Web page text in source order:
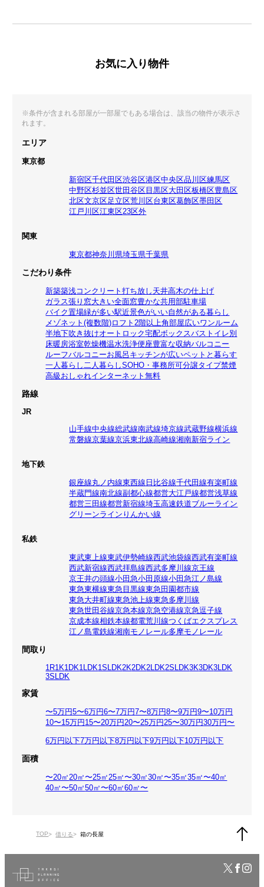
お気に入り物件
※条件が含まれる部屋が一部屋でもある場合は、該当の物件が表示さ
れます。
エリア
東京都
新宿区千代田区渋谷区港区中央区品川区練馬区
中野区杉並区世田谷区目黒区大田区板橋区豊島区
北区文京区足立区荒川区台東区葛飾区墨田区
江戸川区江東区23区外
関東
東京都神奈川県埼玉県千葉県
こだわり条件
新築築浅コンクリート打ち放し 天井高木の仕上げ
ガラス張り 窓大きい全面窓豊かな共用部駐車場
バイク置場緑が多い駅近景色がいい自然がある暮らし
メゾネット(複数階)ロフト2階以上角部屋広いワンルーム
半地下吹き抜けオートロック宅配ボックスバストイレ別
床暖房浴室乾燥機温水洗浄便座豊富な収納バルコニー
ルーフバルコニーお風呂 キッチンが広いペットと暮らす
一人暮らし二人暮らしSOHO・事務所可分譲タイプ禁煙
高級 おしゃれインターネット無料
路線
JR
山手線中央線総武線南武線埼京線武蔵野線横浜線
常磐線京葉線京浜東北線高崎線湘南新宿ライン
地下鉄
銀座線丸ノ内線東西線 日比谷線千代田線有楽町線
半蔵門線南北線副都心線都営大江戸線都営浅草線
都営三田線都営新宿線埼玉高速鉄道ブルーライン
グリーンライン りんかい線
私鉄
東武東上線東武伊勢崎線西武池袋線西武有楽町線
西武新宿線西武拝島線西武多摩川線京王線
京王井の頭線小田急小田原線小田急江ノ島線
東急東横線東急目黒線東急田園都市線
東急大井町線東急池上線東急多摩川線
東急世田谷線京急本線京急空港線京急逗子線
京成本線相鉄本線都電荒川線つくばエクスプレス
江ノ島電鉄線湘南モノレール多摩モノレール
間取り
1R1K1DK1LDK1SLDK2K2DK2LDK2SLDK3K3DK3LDK
3SLDK
家賃
〜5万円5〜6万円6〜7万円7〜8万円8〜9万円9〜10万円
10〜15万円 15〜20万円20〜25万円25〜30万円30万円〜
6万円以下7万円以下8万円以下9万円以下10万円以下
面積
〜20㎡20㎡〜25㎡25㎡〜30㎡30㎡〜35㎡35㎡〜40㎡
40㎡〜50㎡50㎡〜60㎡60㎡〜
TOP 借りる 箱の長屋